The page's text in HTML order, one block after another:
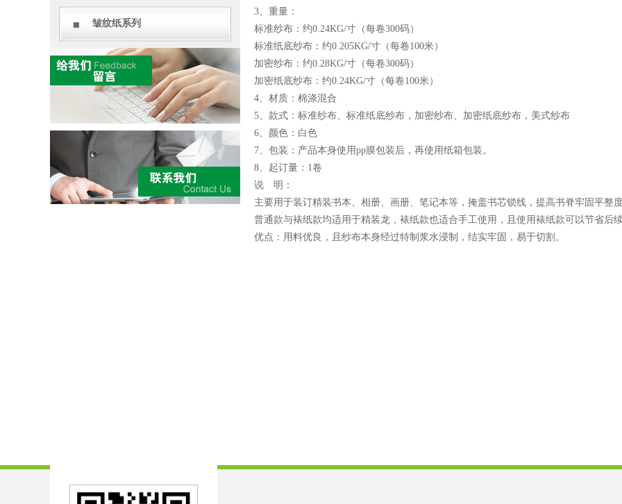
皱纹纸系列
3、重量：
标准纱布：约0.24KG/寸（每卷300码）
标准纸底纱布：约0.205KG/寸（每卷100米）
加密纱布：约0.28KG/寸（每卷300码）
加密纸底纱布：约0.24KG/寸（每卷100米）
4、材质：棉涤混合
5、款式：标准纱布、标准纸底纱布，加密纱布、加密纸底纱布，美式纱布
6、颜色：白色
7、包装：产品本身使用pp膜包装后，再使用纸箱包装。
8、起订量：1卷
说 明：
主要用于装订精装书本、相册、画册、笔记本等，掩盖书芯锁线，提高书脊牢固平整
普通款与裱纸款均适用于精装龙，裱纸款也适合手工使用，且使用裱纸款可以节省后
优点：用料优良，且纱布本身经过特制浆水浸制，结实牢固，易于切割。